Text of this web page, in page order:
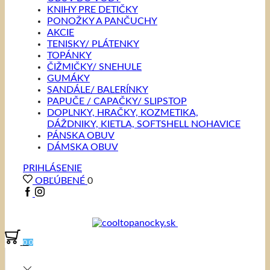
KNIHY PRE DETIČKY
PONOŽKY A PANČUCHY
AKCIE
TENISKY/ PLÁTENKY
TOPÁNKY
ČIŽMIČKY/ SNEHULE
GUMÁKY
SANDÁLE/ BALERÍNKY
PAPUČE / CAPAČKY/ SLIPSTOP
DOPLNKY, HRAČKY, KOZMETIKA,
DÁŽDNIKY, KIETLA, SOFTSHELL NOHAVICE
PÁNSKA OBUV
DÁMSKA OBUV
PRIHLÁSENIE
OBĽÚBENÉ 0
0 0